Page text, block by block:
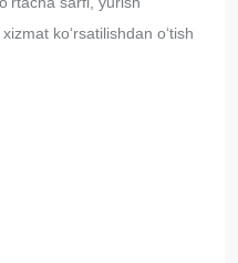
ko‘rsatilishdan o‘tish